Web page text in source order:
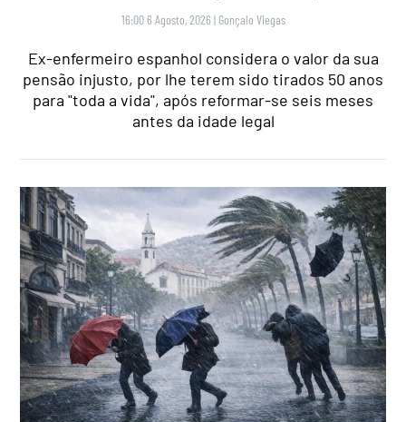
16:00 6 Agosto, 2026 | Gonçalo Viegas
Ex-enfermeiro espanhol considera o valor da sua
pensão injusto, por lhe terem sido tirados 50 anos
para "toda a vida", após reformar-se seis meses
antes da idade legal